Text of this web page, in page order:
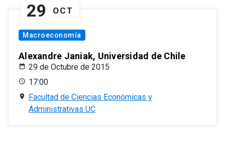
29 OCT
Macroeconomía
Alexandre Janiak, Universidad de Chile
29 de Octubre de 2015
17:00
Facultad de Ciencias Económicas y
Administrativas UC